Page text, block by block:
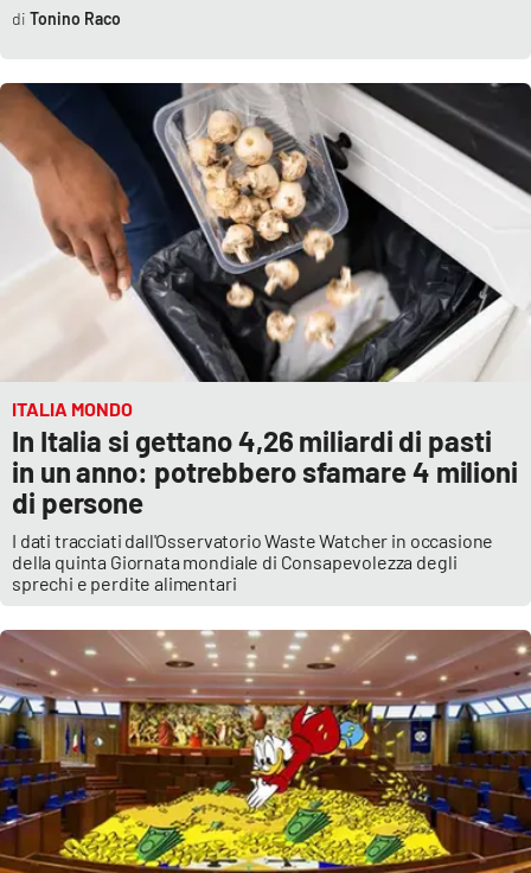
Crotone
Reggio Calabria
Cosenza
Lamezia Terme
SPECIALI
Buona Sanità Calabria
CALABRIAVISIONE
Destinazioni
Food
Storie
LACNETWORK
Tonino Raco
ITALIA MONDO
In Italia si gettano 4,26 miliardi di pasti
in un anno: potrebbero sfamare 4 milioni
di persone
I dati tracciati dall'Osservatorio Waste Watcher in occasione
della quinta Giornata mondiale di Consapevolezza degli
sprechi e perdite alimentari